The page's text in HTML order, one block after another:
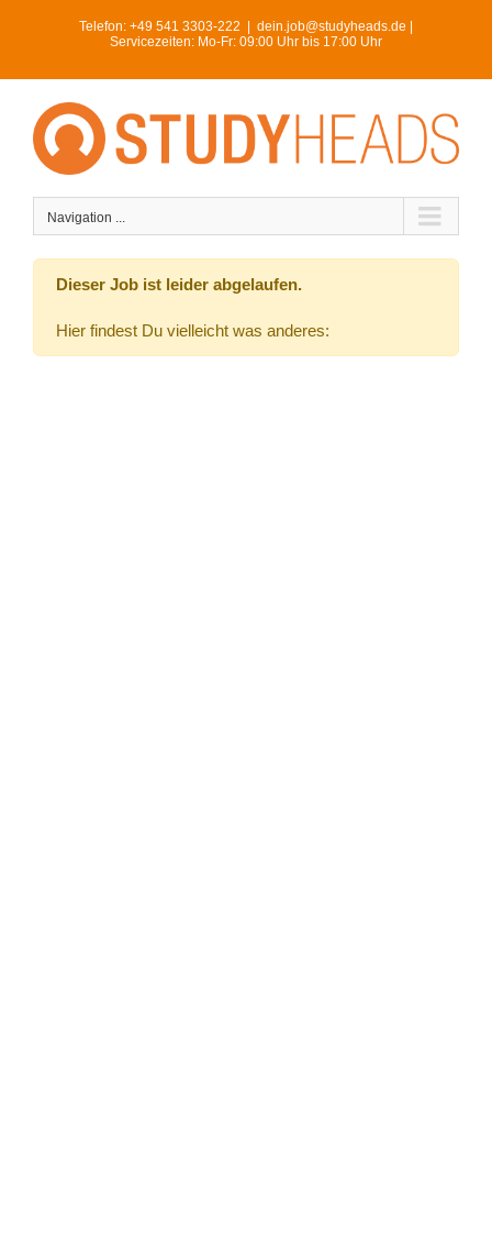
Telefon: +49 541 3303-222
dein.job@studyheads.de |
Servicezeiten: Mo-Fr: 09:00 Uhr bis 17:00 Uhr
Navigation ...
Dieser Job ist leider abgelaufen.
Hier findest Du vielleicht was anderes: